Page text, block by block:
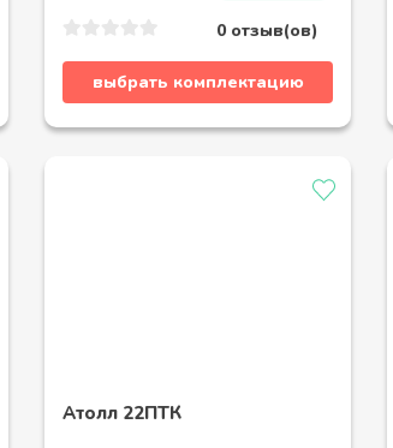
0 отзыв(ов)
выбрать комплектацию
Атолл 22ПТК